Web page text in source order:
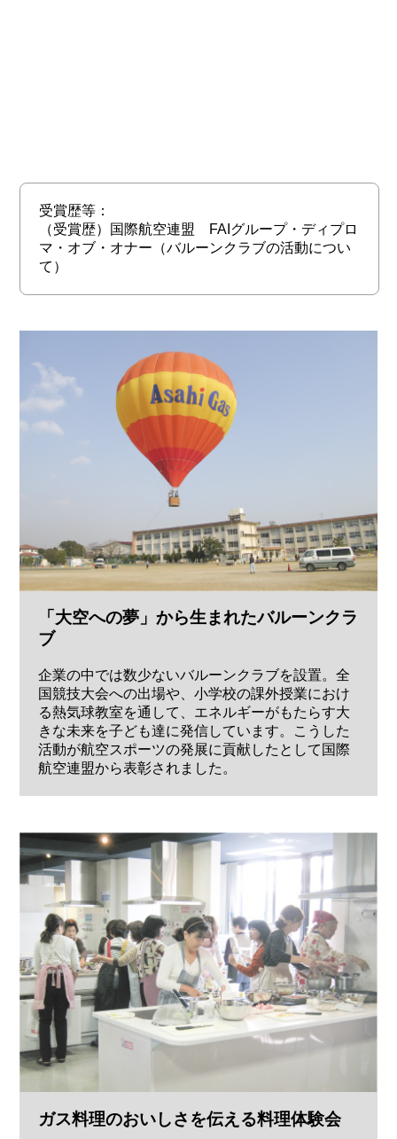
受賞歴等：
（受賞歴）国際航空連盟 FAIグループ・ディプロ
マ・オブ・オナー（バルーンクラブの活動につい
て）
「大空への夢」から生まれたバルーンクラ
ブ
企業の中では数少ないバルーンクラブを設置。全
国競技大会への出場や、小学校の課外授業におけ
る熱気球教室を通して、エネルギーがもたらす大
きな未来を子ども達に発信しています。こうした
活動が航空スポーツの発展に貢献したとして国際
航空連盟から表彰されました。
ガス料理のおいしさを伝える料理体験会